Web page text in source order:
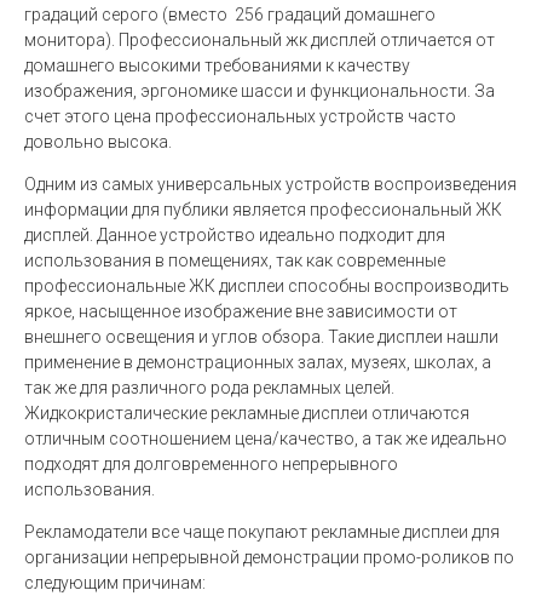
градаций серого (вместо 256 градаций домашнего
монитора). Профессиональный жк дисплей отличается от
домашнего высокими требованиями к качеству
изображения, эргономике шасси и функциональности. За
счет этого цена профессиональных устройств часто
довольно высока.
Одним из самых универсальных устройств воспроизведения
информации для публики является профессиональный ЖК
дисплей. Данное устройство идеально подходит для
использования в помещениях, так как современные
профессиональные ЖК дисплеи способны воспроизводить
яркое, насыщенное изображение вне зависимости от
внешнего освещения и углов обзора. Такие дисплеи нашли
применение в демонстрационных залах, музеях, школах, а
так же для различного рода рекламных целей.
Жидкокристалические рекламные дисплеи отличаются
отличным соотношением цена/качество, а так же идеально
подходят для долговременного непрерывного
использования.
Рекламодатели все чаще покупают рекламные дисплеи для
организации непрерывной демонстрации промо-роликов по
следующим причинам: